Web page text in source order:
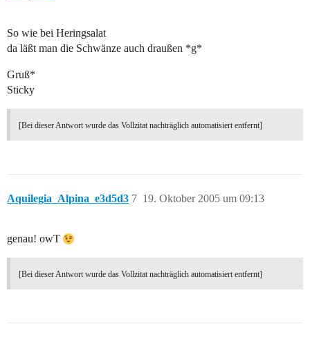
So wie bei Heringsalat
da läßt man die Schwänze auch draußen *g*
Gruß*
Sticky
[Bei dieser Antwort wurde das Vollzitat nachträglich automatisiert entfernt]
Aquilegia_Alpina_e3d5d3 19. Oktober 2005 um 09:13
7
genau! owT
[Bei dieser Antwort wurde das Vollzitat nachträglich automatisiert entfernt]